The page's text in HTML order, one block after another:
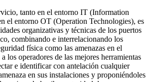
tanto en el entorno IT (Information
el entorno OT (Operation Technologies), es
organizativas y técnicas de los puertos
combinando e interrelacionando los
física como las amenazas en el
los operadores de las mejores herramientas
e identificar con antelación cualquier
en sus instalaciones y proponiéndoles